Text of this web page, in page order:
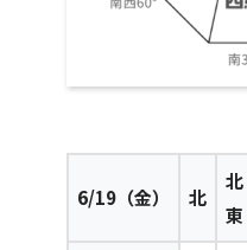
6/19（金） 北
北
東